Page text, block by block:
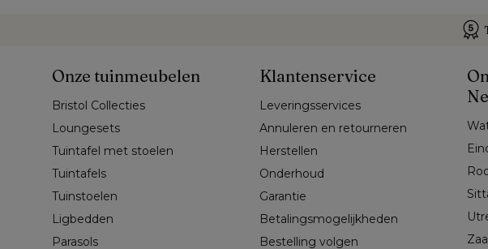
Onze tuinmeubelen
Bristol Collecties
Loungesets
Tuintafel met stoelen
Tuintafels
Tuinstoelen
Ligbedden
Parasols
Klantenservice
Leveringsservices
Annuleren en retourneren
Herstellen
Onderhoud
Garantie
Betalingsmogelijkheden
Bestelling volgen